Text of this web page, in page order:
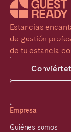
Estancias
de gestión
de tu estancia
Empresa
Quiénes somos